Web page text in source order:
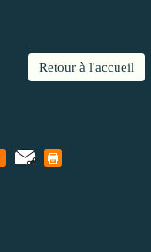
Retour à l'accueil